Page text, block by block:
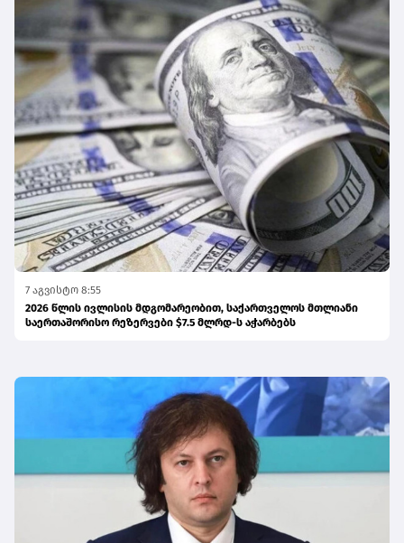
7 აგვისტო 8:55
2026 წლის ივლისის მდგომარეობით, საქართველოს მთლიანი
საერთაშორისო რეზერვები $7.5 მლრდ-ს აჭარბებს